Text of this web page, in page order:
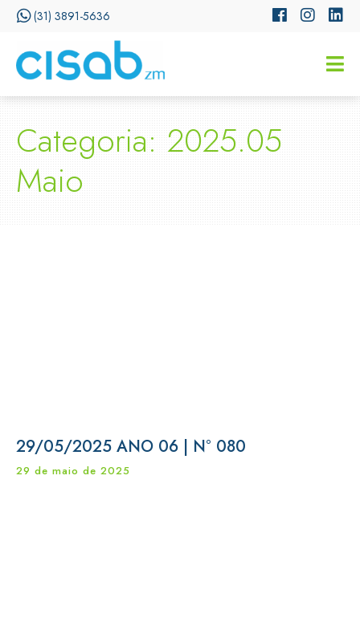
(31) 3891-5636
Categoria: 2025.05
Maio
29/05/2025 ANO 06 | N° 080
29 de maio de 2025
CISSA
Assistente Virtual do CISAB